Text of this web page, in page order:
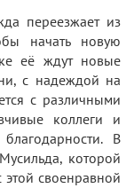
переезжает из
начать новую
её ждут новые
с надеждой на
с различными
коллеги и
В
которой
своенравной